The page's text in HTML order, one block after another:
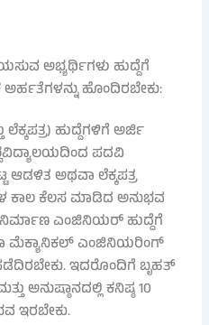
ಅಭ್ಯರ್ಥಿಗಳು ಹುದ್ದೆಗೆ
ಹೊಂದಿರಬೇಕು:
ಹುದ್ದೆಗಳಿಗೆ ಅರ್ಜಿ
ಪದವಿ
ಆಡಳಿತ ಅಥವಾ ಲೆಕ್ಕಪತ್ರ
ಕಾಲ ಕೆಲಸ ಮಾಡಿದ ಅನುಭವ
ನಿರ್ಮಾಣ ಎಂಜಿನಿಯರ್ ಹುದ್ದೆಗೆ
ಮೆಕ್ಯಾನಿಕಲ್ ಎಂಜಿನಿಯರಿಂಗ್
ಇದರೊಂದಿಗೆ ಬೃಹತ್
ಕನಿಷ್ಠ 10
ಇರಬೇಕು.